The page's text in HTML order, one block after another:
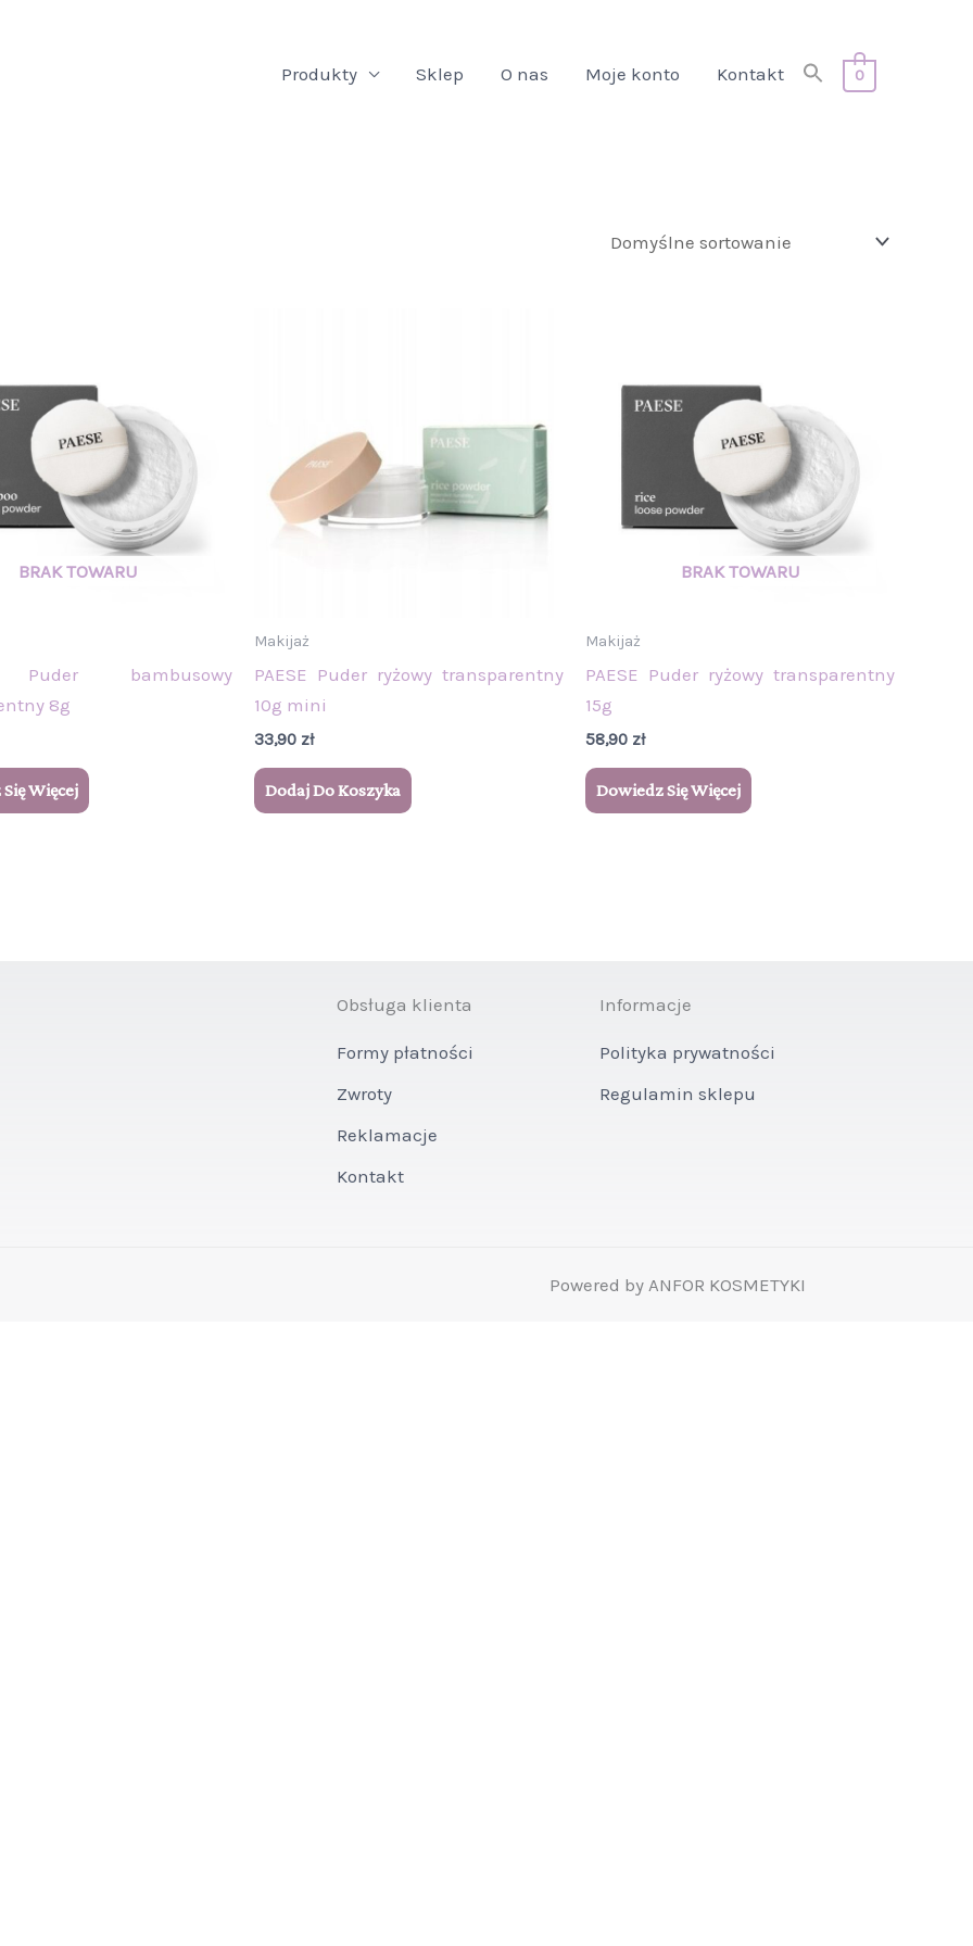
Produkty Sklep O nas Moje konto Kontakt
Search
Search Button
0
Puder bambusowy
8g
Więcej
Makijaż
PAESE Puder ryżowy transparentny
10g mini
33,90 zł
Dodaj Do Koszyka
Makijaż
PAESE Puder ryżowy transparentny
15g
58,90 zł
Dowiedz Się Więcej
Obsługa klienta
Formy płatności
Zwroty
Reklamacje
Kontakt
Informacje
Polityka prywatności
Regulamin sklepu
Powered by ANFOR KOSMETYKI